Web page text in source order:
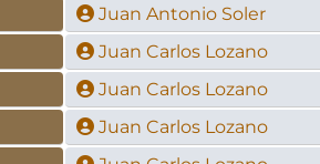
Juan Antonio Soler
Juan Carlos Lozano
Juan Carlos Lozano
Juan Carlos Lozano